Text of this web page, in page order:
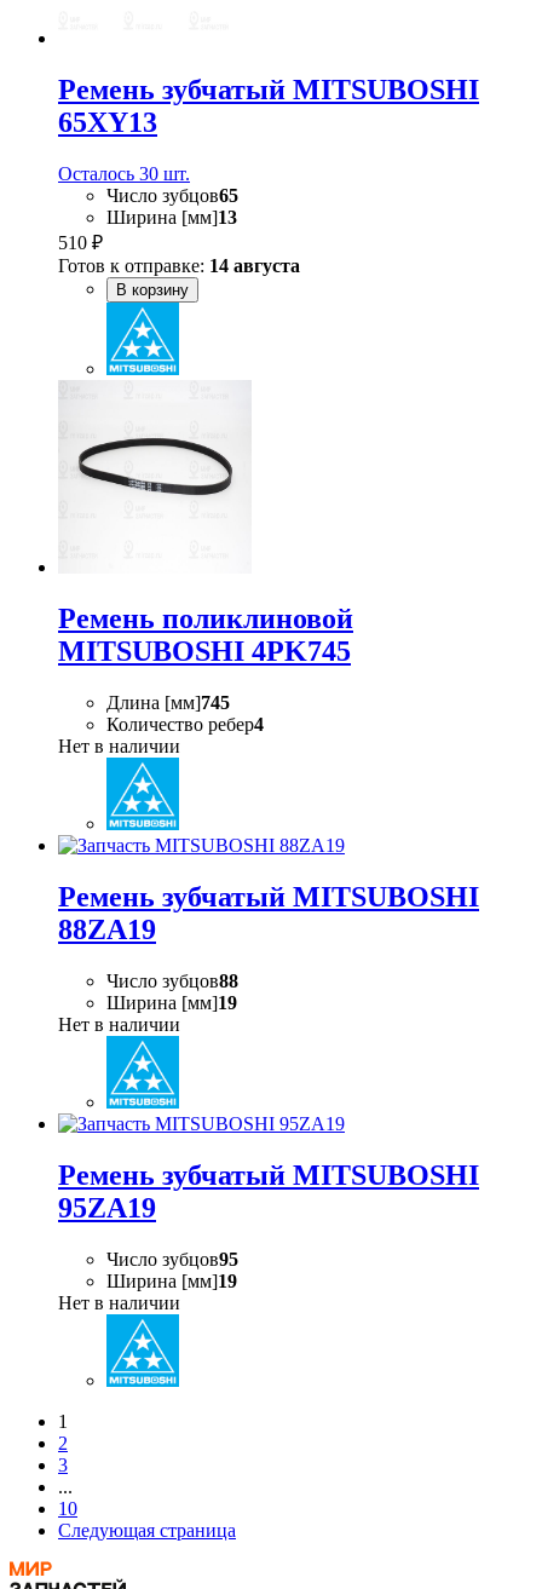
Ремень зубчатый MITSUBOSHI
65XY13
Осталось 30 шт.
Число зубцов65
Ширина [мм]13
510 ₽
Готов к отправке: 14 августа
В корзину
Ремень поликлиновой
MITSUBOSHI 4PK745
Длина [мм]745
Количество ребер4
Нет в наличии
Ремень зубчатый MITSUBOSHI
88ZA19
Число зубцов88
Ширина [мм]19
Нет в наличии
Ремень зубчатый MITSUBOSHI
95ZA19
Число зубцов95
Ширина [мм]19
Нет в наличии
1
2
3
...
10
Следующая страница